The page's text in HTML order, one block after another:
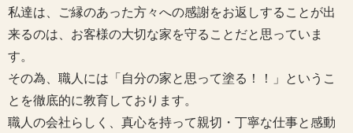
私達は、ご縁のあった方々への感謝をお返しすることが出
来るのは、お客様の大切な家を守ることだと思っていま
す。
その為、職人には「自分の家と思って塗る！！」というこ
とを徹底的に教育しております。
職人の会社らしく、真心を持って親切・丁寧な仕事と感動